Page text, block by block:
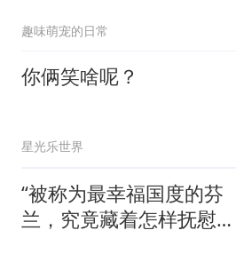
趣味萌宠的日常
你俩笑啥呢？
星光乐世界
“被称为最幸福国度的芬
兰，究竟藏着怎样抚慰人